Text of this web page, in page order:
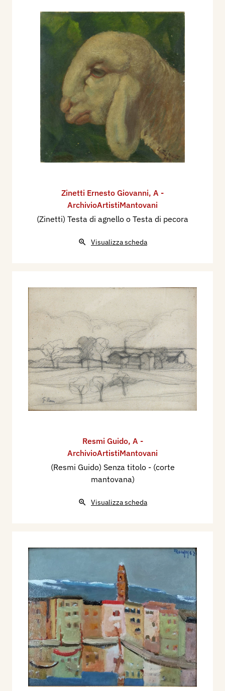
Zinetti Ernesto Giovanni, A -
ArchivioArtistiMantovani
(Zinetti) Testa di agnello o Testa di pecora
Visualizza scheda
Resmi Guido, A -
ArchivioArtistiMantovani
(Resmi Guido) Senza titolo - (corte
mantovana)
Visualizza scheda